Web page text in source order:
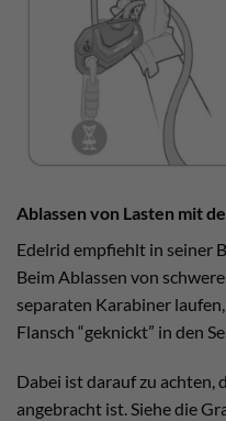
Ablassen von Lasten mit
Edelrid empfiehlt in seiner
Beim Ablassen von
separaten Karabiner
Flansch “geknickt” in den
Dabei ist darauf zu achten,
angebracht ist. Siehe die